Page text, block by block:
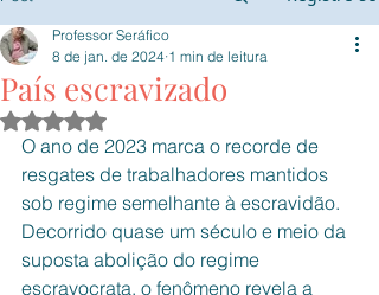
País escravizado
Professor Seráfico
8 de jan. de 2024 1 min de leitura
Avaliado com NaN de 5 estrelas.
O ano de 2023 marca o recorde de
resgates de trabalhadores mantidos
sob regime semelhante à escravidão.
Decorrido quase um século e meio da
suposta abolição do regime
escravocrata, o fenômeno revela a